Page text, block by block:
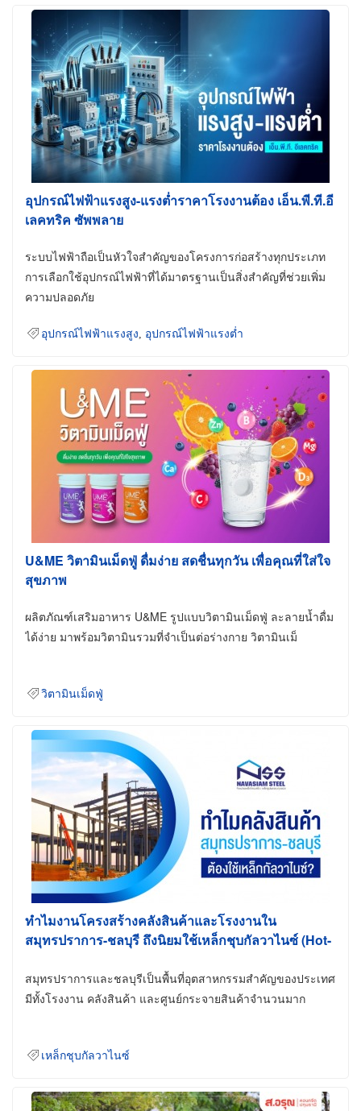
อุปกรณ์ไฟฟ้าแรงสูง-แรงต่ำราคาโรงงานต้อง เอ็น.พี.ที.อี
เลคทริค ซัพพลาย
ระบบไฟฟ้าถือเป็นหัวใจสำคัญของโครงการก่อสร้างทุกประเภท
การเลือกใช้อุปกรณ์ไฟฟ้าที่ได้มาตรฐานเป็นสิ่งสำคัญที่ช่วยเพิ่ม
ความปลอดภัย
อุปกรณ์ไฟฟ้าแรงสูง อุปกรณ์ไฟฟ้าแรงต่ำ
U&ME วิตามินเม็ดฟู่ ดื่มง่าย สดชื่นทุกวัน เพื่อคุณที่ใส่ใจ
สุขภาพ
ผลิตภัณฑ์เสริมอาหาร U&ME รูปแบบวิตามินเม็ดฟู่ ละลายน้ำดื่ม
ได้ง่าย มาพร้อมวิตามินรวมที่จำเป็นต่อร่างกาย วิตามินเม็
วิตามินเม็ดฟู่
ทำไมงานโครงสร้างคลังสินค้าและโรงงานใน
สมุทรปราการ-ชลบุรี ถึงนิยมใช้เหล็กชุบกัลวาไนซ์ (Hot-
สมุทรปราการและชลบุรีเป็นพื้นที่อุตสาหกรรมสำคัญของประเทศ
มีทั้งโรงงาน คลังสินค้า และศูนย์กระจายสินค้าจำนวนมาก
เหล็กชุบกัลวาไนซ์